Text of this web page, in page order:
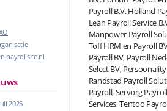
payrollsite.nl
2026
Payroll B.V. Holland
Lean Payroll Service
Manpower Payroll
Toff HRM en Payroll
Payroll BV, Payroll
Select BV,
Randstad Payroll
Payroll, Servorg
Services, Tentoo